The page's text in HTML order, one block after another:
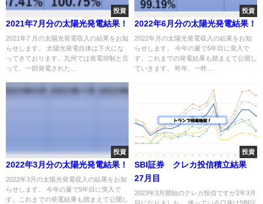
投資
2021年7月分の太陽光発電結果！
2021年7 月の太陽光発電収入の結果をお知
らせします。 太陽光発電自体は下火にな
ってきております。九州では発電抑制と言
って、一部発電された...
投資
2022年6月分の太陽光発電結果！
2022年月の太陽光発電収入の結果をお知
らせします。 今年の夏で5年目に突入で
す。これまでの発電結果も踏まえて公開し
ていきます。 昨年、一昨...
投資
2022年3月分の太陽光発電結果！
2022年3月の太陽光発電収入の結果をお知
らせします。 今年の夏で5年目に突入で
す。これまでの発電結果も踏まえて公開し
投資
SBI証券 クレカ投信積立結果
27月目
2023年3月開始のクレカ投信ですが2年3月